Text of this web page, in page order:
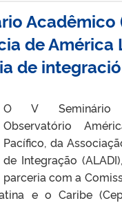
de América
de
O V Seminário
Observatório
Pacífico, da
de Integração
parceria com a
e o Caribe